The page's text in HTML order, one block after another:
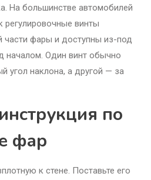
На большинстве автомобилей
регулировочные винты
части фары и доступны из-под
началом. Один винт обычно
угол наклона, а другой — за
по
фар
к стене. Поставьте его